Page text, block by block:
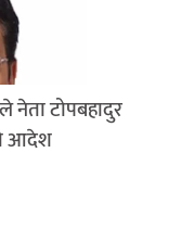
नेता टोपबहादुर
आदेश